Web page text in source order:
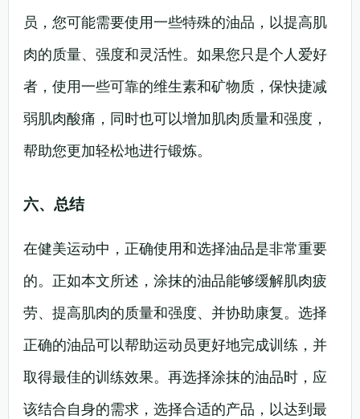
员，您可能需要使用一些特殊的油品，以提高肌
肉的质量、强度和灵活性。如果您只是个人爱好
者，使用一些可靠的维生素和矿物质，保快捷减
弱肌肉酸痛，同时也可以增加肌肉质量和强度，
帮助您更加轻松地进行锻炼。
六、总结
在健美运动中，正确使用和选择油品是非常重要
的。正如本文所述，涂抹的油品能够缓解肌肉疲
劳、提高肌肉的质量和强度、并协助康复。选择
正确的油品可以帮助运动员更好地完成训练，并
取得最佳的训练效果。再选择涂抹的油品时，应
该结合自身的需求，选择合适的产品，以达到最